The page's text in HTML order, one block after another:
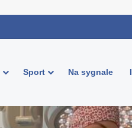
Sport Na sygnale